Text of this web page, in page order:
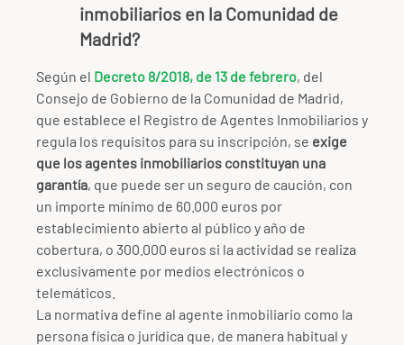
inmobiliarios en la Comunidad de
Madrid?
Según el Decreto 8/2018, de 13 de febrero, del
Consejo de Gobierno de la Comunidad de Madrid,
que establece el Registro de Agentes Inmobiliarios y
regula los requisitos para su inscripción, se exige
que los agentes inmobiliarios constituyan una
garantía, que puede ser un seguro de caución, con
un importe mínimo de 60.000 euros por
establecimiento abierto al público y año de
cobertura, o 300.000 euros si la actividad se realiza
exclusivamente por medios electrónicos o
telemáticos.
La normativa define al agente inmobiliario como la
persona física o jurídica que, de manera habitual y